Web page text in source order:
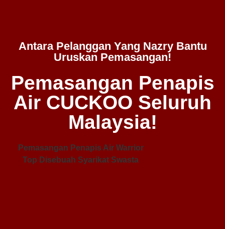
Antara Pelanggan Yang Nazry Bantu
Uruskan Pemasangan!
Pemasangan Penapis
Air CUCKOO Seluruh
Malaysia!
Pemasangan Penapis Air Warrior
Top Disebuah Syarikat Swasta